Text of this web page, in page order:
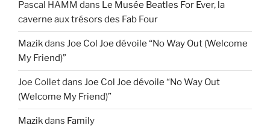
Pascal HAMM dans Le Musée Beatles For Ever, la
caverne aux trésors des Fab Four
Mazikdans Joe Col Joe dévoile “No Way Out (Welcome
My Friend)”
Joe Colletdans Joe Col Joe dévoile “No Way Out
(Welcome My Friend)”
Mazikdans Family